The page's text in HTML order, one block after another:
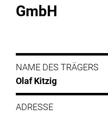
GmbH
NAME DES TRÄGERS
Olaf Kitzig
ADRESSE